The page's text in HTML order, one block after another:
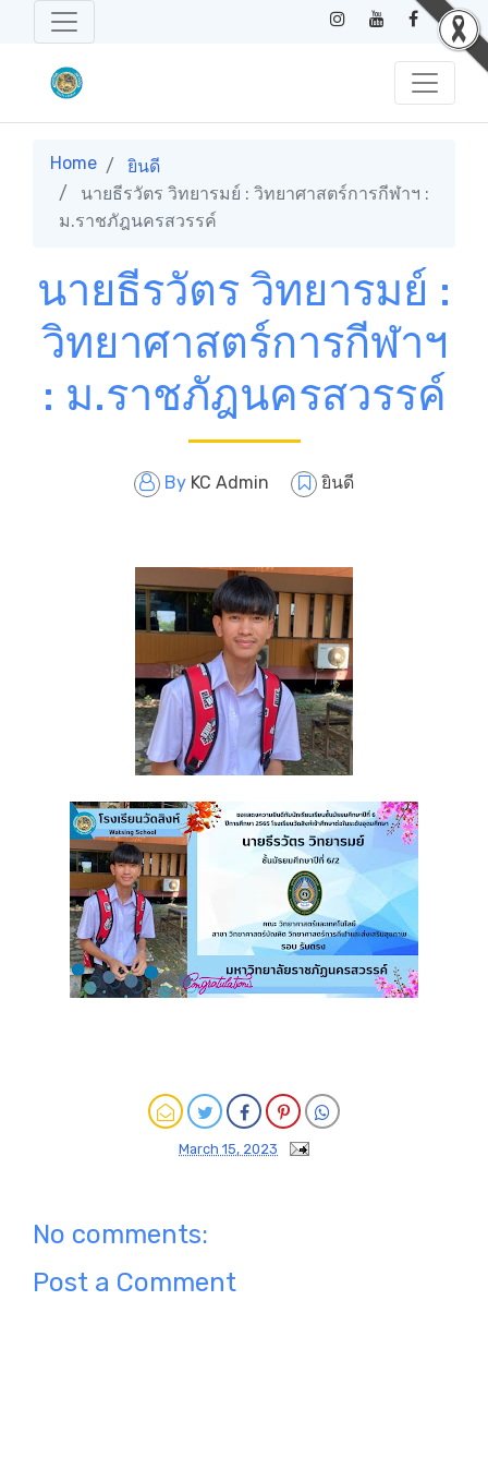
Home
ยินดี
นายธีรวัตร วิทยารมย์ : วิทยาศาสตร์การกีฬาฯ :
ม.ราชภัฎนครสวรรค์
นายธีรวัตร วิทยารมย์ :
วิทยาศาสตร์การกีฬาฯ
: ม.ราชภัฎนครสวรรค์
By KC Admin ยินดี
March 15, 2023
No comments:
Post a Comment